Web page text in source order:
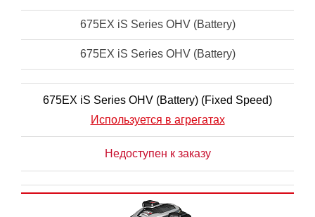
675EX iS Series OHV (Battery)
675EX iS Series OHV (Battery)
675EX iS Series OHV (Battery) (Fixed Speed)
Используется в агрегатах
Недоступен к заказу